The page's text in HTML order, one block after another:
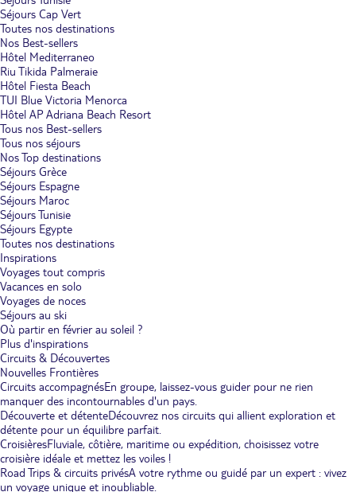
Séjours Cap Vert
Toutes nos destinations
Nos Best-sellers
Hôtel Mediterraneo
Riu Tikida Palmeraie
Hôtel Fiesta Beach
TUI Blue Victoria Menorca
Hôtel AP Adriana Beach Resort
Tous nos Best-sellers
Tous nos séjours
Nos Top destinations
Séjours Grèce
Séjours Espagne
Séjours Maroc
Séjours Tunisie
Séjours Egypte
Toutes nos destinations
Inspirations
Voyages tout compris
Vacances en solo
Voyages de noces
Séjours au ski
Où partir en février au soleil ?
Plus d'inspirations
Circuits & Découvertes
Nouvelles Frontières
Circuits accompagnésEn groupe, laissez-vous guider pour ne rien
manquer des incontournables d'un pays.
Découverte et détenteDécouvrez nos circuits qui allient exploration et
détente pour un équilibre parfait.
CroisièresFluviale, côtière, maritime ou expédition, choisissez votre
croisière idéale et mettez les voiles !
Road Trips & circuits privésA votre rythme ou guidé par un expert : vivez
un voyage unique et inoubliable.